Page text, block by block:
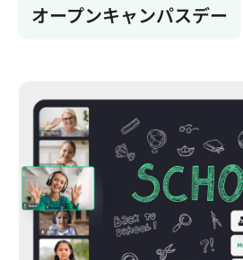
オープンキャンパスデー